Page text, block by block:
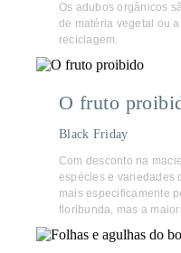
Os adubos orgânicos
de matéria vegetal ou
reciclagem.
O fruto
Black Friday
Com desconto na
espécies e variedades
mais especificamente
floribunda, mas a